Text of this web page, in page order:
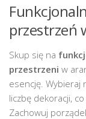
przestrzeń
Skup się na
przestrzeni w
esencję. Wybieraj
liczbę dekoracji,
Zachowuj